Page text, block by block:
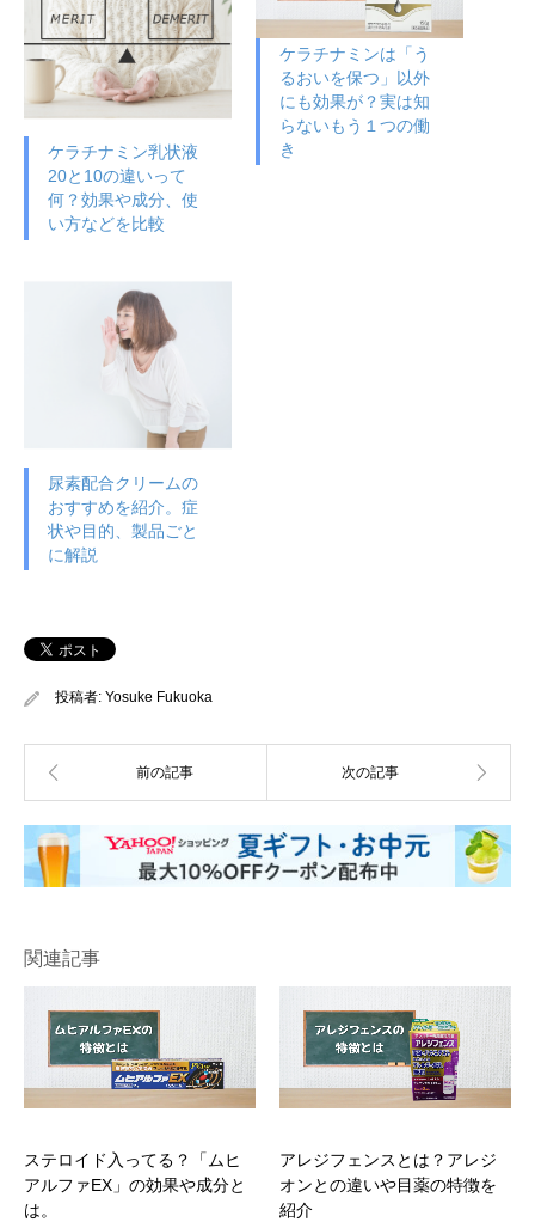
ケラチナミン乳状液
20と10の違いって
何？効果や成分、使
い方などを比較
ケラチナミンは「う
るおいを保つ」以外
にも効果が？実は知
らないもう１つの働
き
尿素配合クリームの
おすすめを紹介。症
状や目的、製品ごと
に解説
投稿者: Yosuke Fukuoka
関連記事
ステロイド入ってる？「ムヒ
アルファEX」の効果や成分と
は。
アレジフェンスとは？アレジ
オンとの違いや目薬の特徴を
紹介